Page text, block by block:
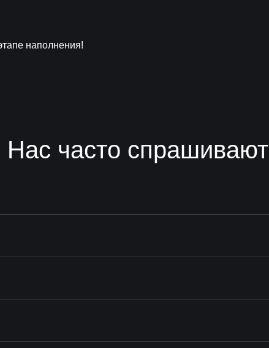
наполнения!
Нас часто спрашивают